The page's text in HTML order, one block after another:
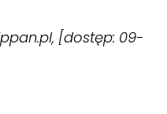
[dostęp: 09-